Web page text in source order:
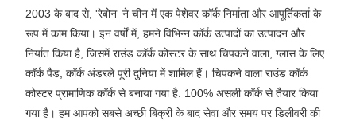
2003 के बाद से, 'रेबोन' ने चीन में एक पेशेवर कॉर्क निर्माता और आपूर्तिकर्ता के
रूप में काम किया। इन वर्षों में, हमने विभिन्न कॉर्क उत्पादों का उत्पादन और
निर्यात किया है, जिसमें राउंड कॉर्क कोस्टर के साथ चिपकने वाला, ग्लास के लिए
कॉर्क पैड, कॉर्क अंडरले पूरी दुनिया में शामिल हैं। चिपकने वाला राउंड कॉर्क
कोस्टर प्रामाणिक कॉर्क से बनाया गया है: 100% असली कॉर्क से तैयार किया
गया है। हम आपको सबसे अच्छी बिक्री के बाद सेवा और समय पर डिलीवरी की